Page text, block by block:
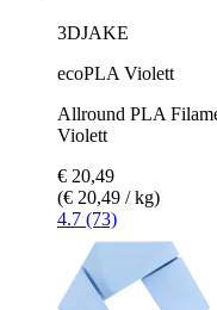
3DJAKE
ecoPLA Violett
Allround PLA
Violett
€ 20,49
(€ 20,49 / kg)
4.7 (73)